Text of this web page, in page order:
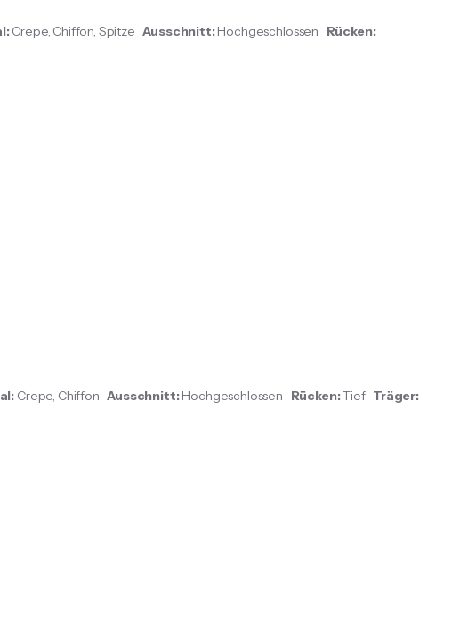
Crepe, Chiffon, SpitzeAusschnitt:Hochgeschlossen Rücken:
Crepe, ChiffonAusschnitt:Hochgeschlossen Rücken:Tief Träger: